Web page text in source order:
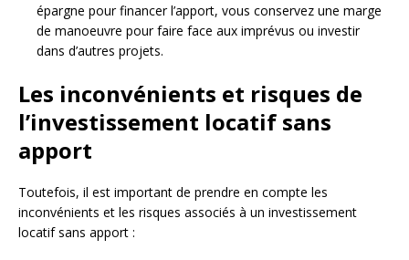
épargne pour financer l’apport, vous conservez une marge
de manoeuvre pour faire face aux imprévus ou investir
dans d’autres projets.
Les inconvénients et risques de
l’investissement locatif sans
apport
Toutefois, il est important de prendre en compte les
inconvénients et les risques associés à un investissement
locatif sans apport :